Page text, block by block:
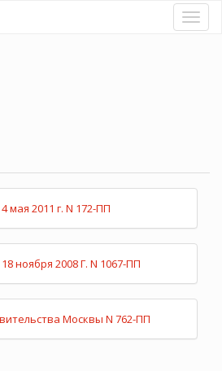
2011 г. N 172-ПП
ноября 2008 Г. N 1067-ПП
Москвы N 762-ПП